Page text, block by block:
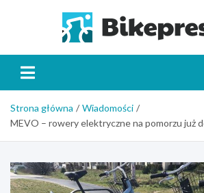
Strona główna
Wiadomości
MEVO – rowery elektryczne na pomorzu już